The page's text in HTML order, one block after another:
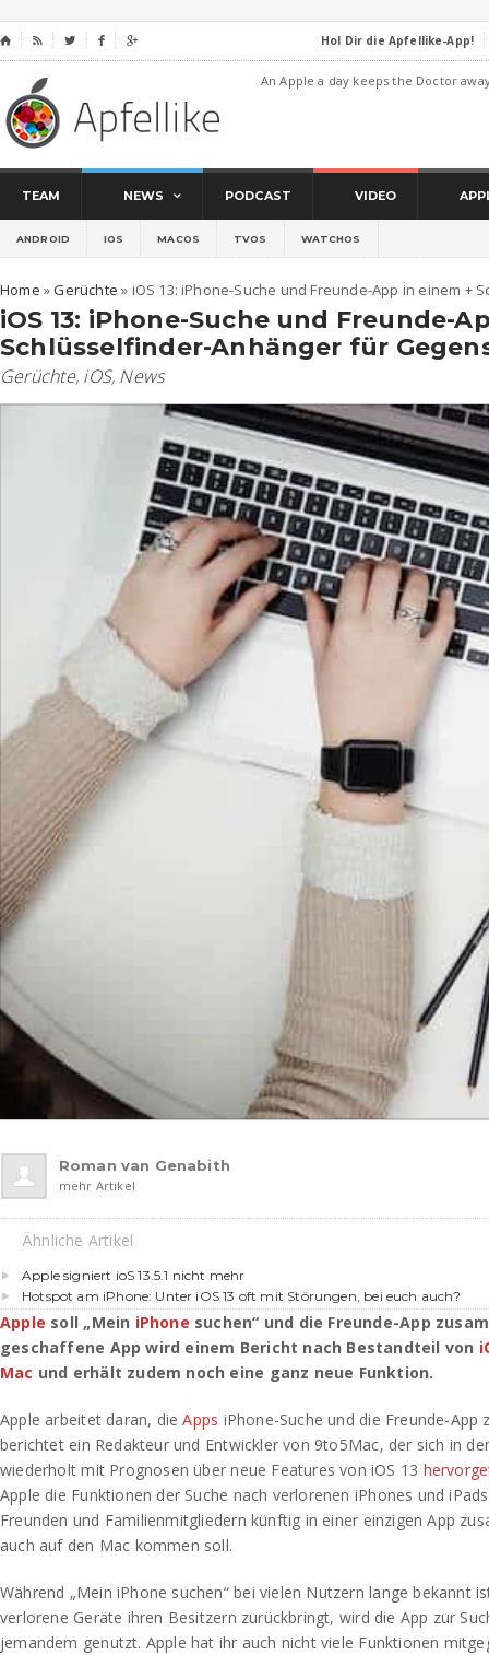
⌂     Hol Dir die Apfellike-App!
An Apple a day keeps the Doctor
TEAM NEWS PODCAST VIDEO
ANDROID IOS MACOS TVOS WATCHOS
Home »Gerüchte » iOS 13: iPhone-Suche und Freunde-App in einem
iOS 13: iPhone-Suche und Freunde-
Schlüsselfinder-Anhänger für
Gerüchte, iOS, News
Roman van Genabith
mehr Artikel
Ähnliche Artikel
Apple signiert ioS 13.5.1 nicht mehr
Hotspot am iPhone: Unter iOS 13 oft mit Störungen, bei euch auch?
Apple soll „Mein iPhone suchen“ und die Freunde-App
geschaffene App wird einem Bericht nach Bestandteil von
Mac und erhält zudem noch eine ganz neue Funktion.
Apple arbeitet daran, dieApps iPhone-Suche und die Freunde-App
berichtet ein Redakteur und Entwickler von 9to5Mac, der sich in
wiederholt mit Prognosen über neue Features von iOS 13
Apple die Funktionen der Suche nach verlorenen iPhones und
Freunden und Familienmitgliedern künftig in einer einzigen App
auch auf den Mac kommen soll.
Während „Mein iPhone suchen“ bei vielen Nutzern lange bekannt
verlorene Geräte ihren Besitzern zurückbringt, wird die App zur
jemandem genutzt. Apple hat ihr auch nicht viele Funktionen